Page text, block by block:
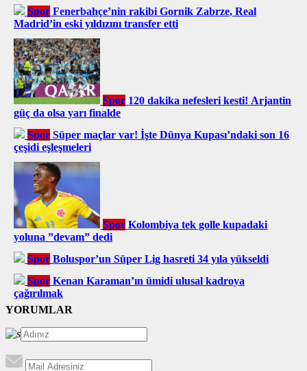
Spor Fenerbahçe’nin rakibi Gornik Zabrze, Real
Madrid’in eski yıldızını transfer etti
Spor 120 dakika nefesleri kesti! Arjantin
güç da olsa yarı finalde
Spor Süper maçlar var! İşte Dünya Kupası’ndaki son 16
çeşidi eşleşmeleri
Spor Kolombiya tek golle kupadaki
yoluna ”devam” dedi
Spor Boluspor’un Süper Lig hasreti 34 yıla yükseldi
Spor Kenan Karaman’ın ümidi ulusal kadroya
çağırılmak
YORUMLAR